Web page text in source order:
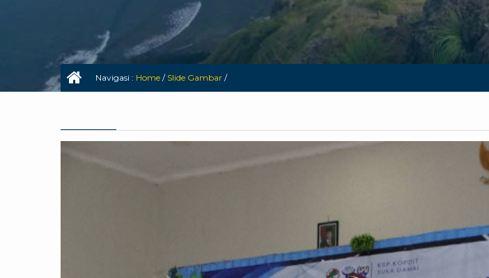
Navigasi : Home / Slide Gambar /